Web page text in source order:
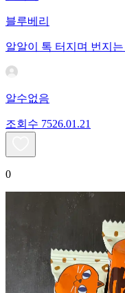
블루베리
알알이 톡 터지며 번지
알수없음
조회수 7526.01.21
0